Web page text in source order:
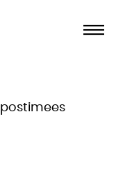
postimees